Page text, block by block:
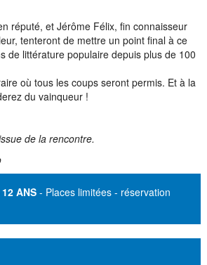
partage
réputé, et Jérôme Félix, fin connaisseur
tenteront de mettre un point final à ce
de littérature populaire depuis plus de 100
où tous les coups seront permis. Et à la
du vainqueur !
de la rencontre.
ANS - Places limitées - réservation